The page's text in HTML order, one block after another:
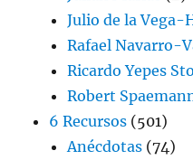
Julio de la Vega-
Rafael Navarro-
Ricardo Yepes
Robert
6 Recursos (501)
Anécdotas (74)